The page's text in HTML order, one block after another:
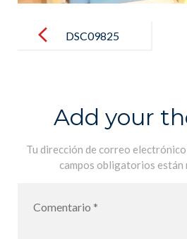
navigationDSC09825
Add your
Tu dirección de correo
campos obligatorios están